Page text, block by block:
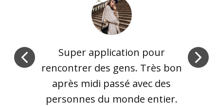
Super application pour
rencontrer des gens. Très bon
après midi passé avec des
personnes du monde entier.